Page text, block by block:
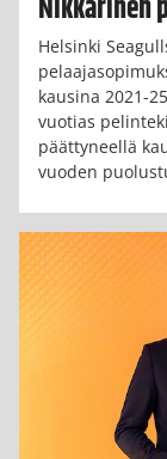
Nikkarinen
Helsinki
kausina 2021-
vuotias
päättyneellä
vuoden